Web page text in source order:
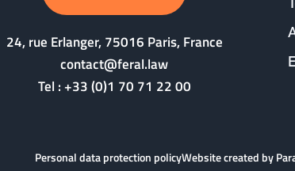
24, rue Erlanger, 75016 Paris, France
contact@feral.law
Tel :+33 (0)1 70 71 22 00
Personal data protection policyWebsite created by